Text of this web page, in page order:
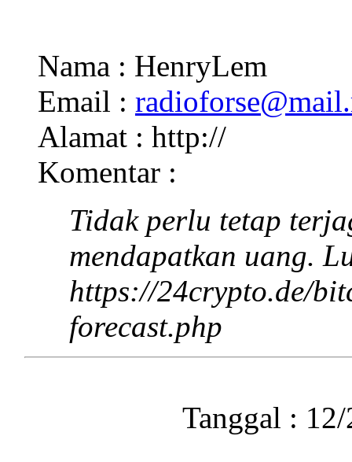
Nama : HenryLem
Email :
Alamat : http://
Komentar :
Tidak perlu tetap
mendapatkan uang.
https://24crypto.de/
forecast.php
Tanggal :